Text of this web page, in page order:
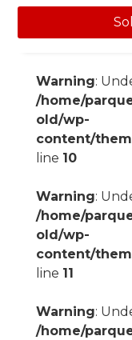
Warning:
/home/
old/wp-
content/
line 10
Warning:
/home/
old/wp-
content/
line 11
Warning:
/home/